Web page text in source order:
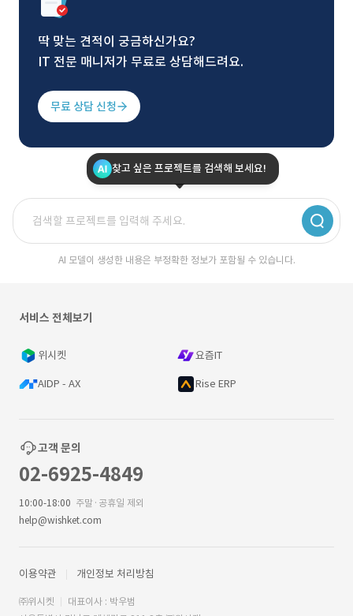
딱 맞는 견적이 궁금하신가요?
IT 전문 매니저가 무료로 상담해드려요.
무료 상담 신청
찾고 싶은 프로젝트를 검색해 보세요!
AI 모델이 생성한 내용은 부정확한 정보가 포함될 수 있습니다.
서비스 전체보기
위시켓 요즘IT
AIDP - AX Rise ERP
고객 문의
02-6925-4849
10:00-18:00 주말·공휴일 제외
help@wishket.com
이용약관 개인정보 처리방침
㈜위시켓
대표이사 : 박우범